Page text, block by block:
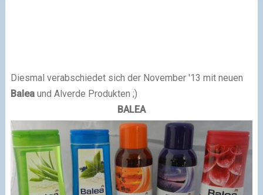
Diesmal verabschiedet sich der November '13 mit neuen
Baleaund Alverde Produkten ;)
BALEA